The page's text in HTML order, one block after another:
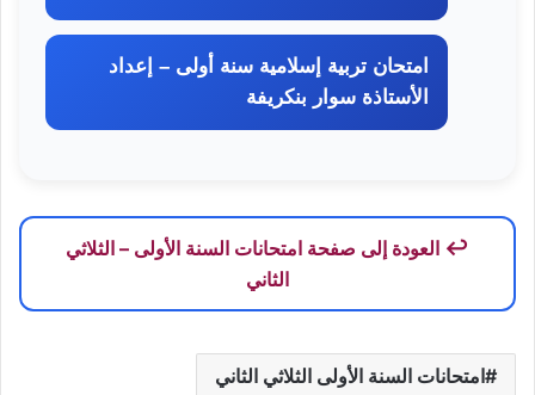
امتحان تربية إسلامية سنة أولى – إعداد
الأستاذة سوار بنكريفة
العودة إلى صفحة امتحانات السنة الأولى – الثلاثي
الثاني
امتحانات السنة الأولى الثلاثي الثاني